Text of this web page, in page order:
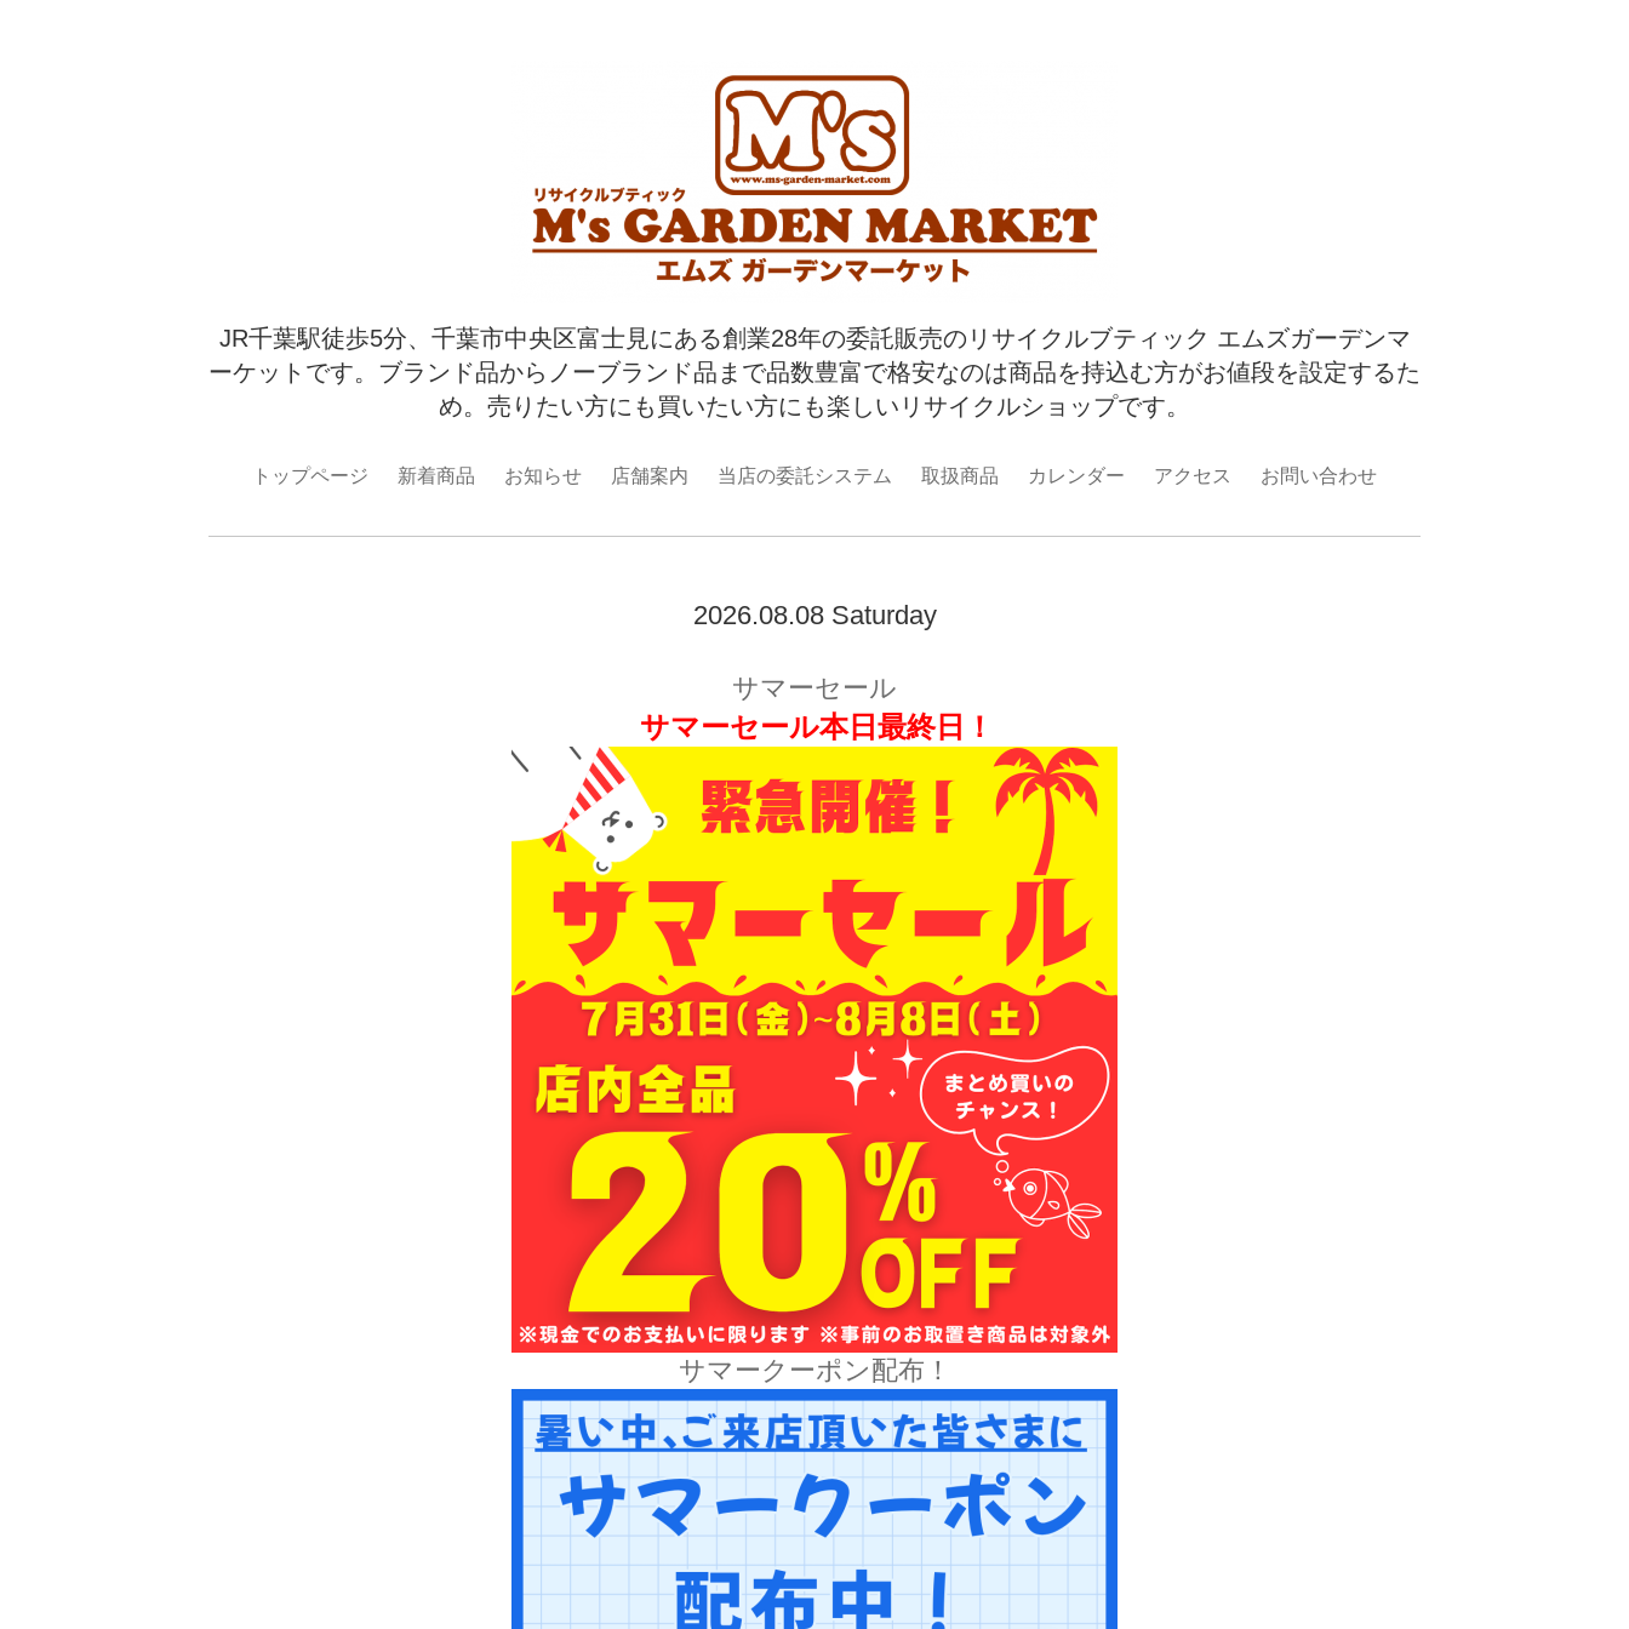
JR千葉駅徒歩5分、千葉市中央区富士見にある創業28年の委託販売のリサイクルブティック エムズガーデンマ
ーケットです。ブランド品からノーブランド品まで品数豊富で格安なのは商品を持込む方がお値段を設定するた
め。売りたい方にも買いたい方にも楽しいリサイクルショップです。
トップページ 新着商品 お知らせ 店舗案内 当店の委託システム 取扱商品 カレンダー アクセス お問い合わせ
2026.08.08 Saturday
サマーセール
サマーセール本日最終日！
サマークーポン配布！